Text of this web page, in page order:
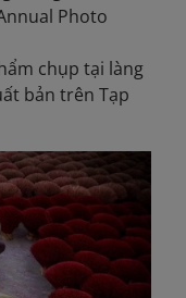
Photo
chụp tại làng
bản trên Tạp​